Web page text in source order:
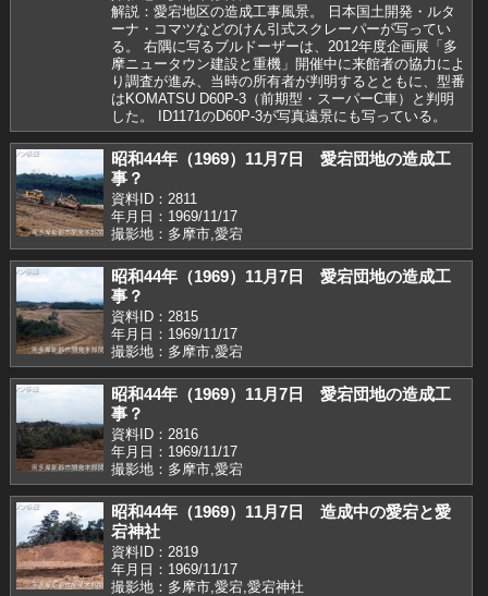
解説：愛宕地区の造成工事風景。 日本国土開発・ルタ
ーナ・コマツなどのけん引式スクレーパーが写ってい
る。 右隅に写るブルドーザーは、2012年度企画展「多
摩ニュータウン建設と重機」開催中に来館者の協力によ
り調査が進み、当時の所有者が判明するとともに、型番
はKOMATSU D60P-3（前期型・スーパーC車）と判明
した。 ID1171のD60P-3が写真遠景にも写っている。
昭和44年（1969）11月7日 愛宕団地の造成工
事？
資料ID：2811
年月日：1969/11/17
撮影地：多摩市,愛宕
昭和44年（1969）11月7日 愛宕団地の造成工
事？
資料ID：2815
年月日：1969/11/17
撮影地：多摩市,愛宕
昭和44年（1969）11月7日 愛宕団地の造成工
事？
資料ID：2816
年月日：1969/11/17
撮影地：多摩市,愛宕
昭和44年（1969）11月7日 造成中の愛宕と愛
宕神社
資料ID：2819
年月日：1969/11/17
撮影地：多摩市,愛宕,愛宕神社